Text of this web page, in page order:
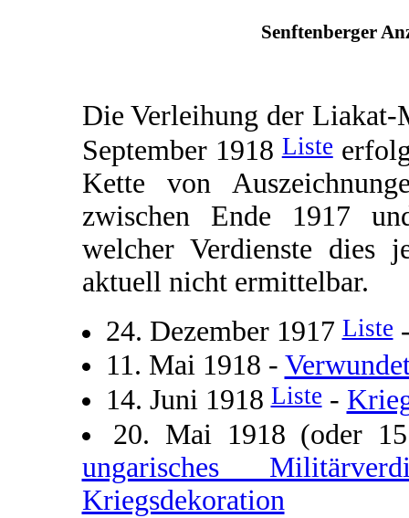
Senftenberger
Die Verleihung der Liakat-
September 1918Liste
Kette von
zwischen Ende 1917
welcher Verdienste dies
aktuell nicht ermittelbar.
24. Dezember 1917Liste
11. Mai 1918 -
14. Juni 1918Liste-
20. Mai 1918 (oder
ungarisches
Kriegsdekoration